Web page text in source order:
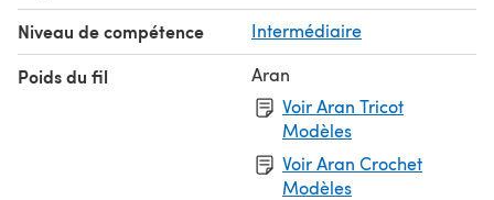
Niveau de compétence Intermédiaire
Poids du fil
Aran
Voir Aran Tricot
Modèles
Voir Aran Crochet
Modèles